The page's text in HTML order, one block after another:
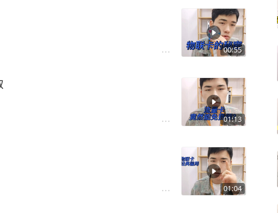
00:55
01:13
01:04